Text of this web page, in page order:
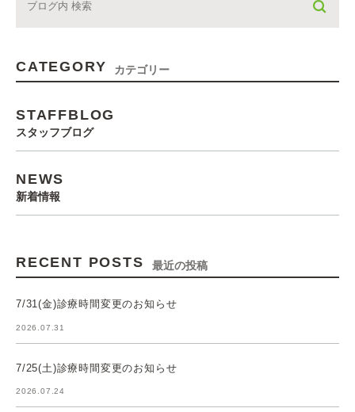
CATEGORY カテゴリー
STAFFBLOG
スタッフブログ
NEWS
新着情報
RECENT POSTS 最近の投稿
7/31(金)診療時間変更のお知らせ
2026.07.31
7/25(土)診療時間変更のお知らせ
2026.07.24